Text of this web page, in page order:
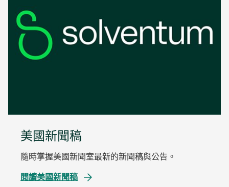
美國新聞稿
隨時掌握美國新聞室最新的新聞稿與公告。
閱讀美國新聞稿